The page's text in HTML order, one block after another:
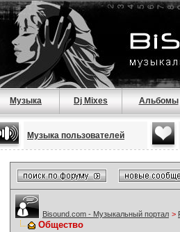
Музыка Dj Mixes Альбомы
Музыка пользователей
Bisound.com - Музыкальный портал >
Общество